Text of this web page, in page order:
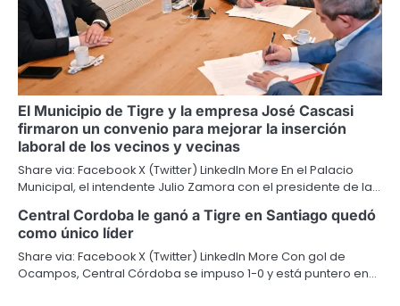
El Municipio de Tigre y la empresa José Cascasi
firmaron un convenio para mejorar la inserción
laboral de los vecinos y vecinas
Share via: Facebook X (Twitter) LinkedIn More En el Palacio
Municipal, el intendente Julio Zamora con el presidente de la…
Central Cordoba le ganó a Tigre en Santiago quedó
como único líder
Share via: Facebook X (Twitter) LinkedIn More Con gol de
Ocampos, Central Córdoba se impuso 1-0 y está puntero en…